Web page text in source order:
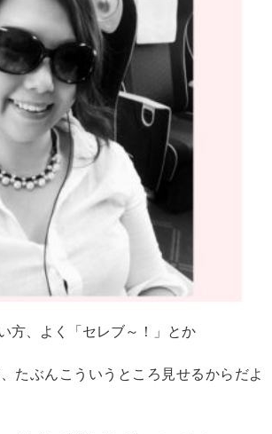
方、よく「セレブ～！」とか
たぶんこういうところ見せるからだよ